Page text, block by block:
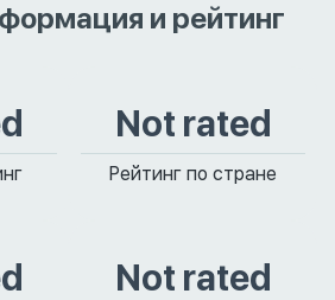
и рейтинг
Not rated
Рейтинг по стране
Not rated